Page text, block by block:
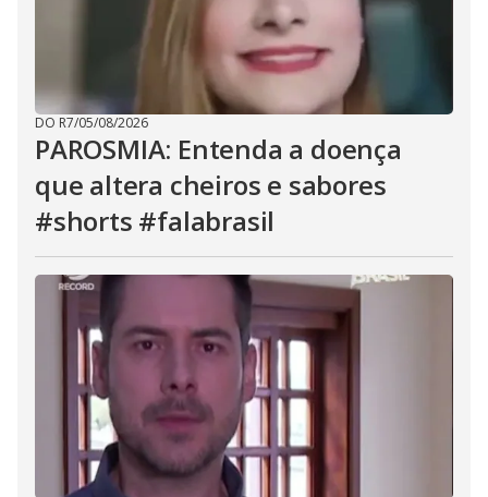
DO R7/05/08/2026
PAROSMIA: Entenda a doença
que altera cheiros e sabores
#shorts #falabrasil